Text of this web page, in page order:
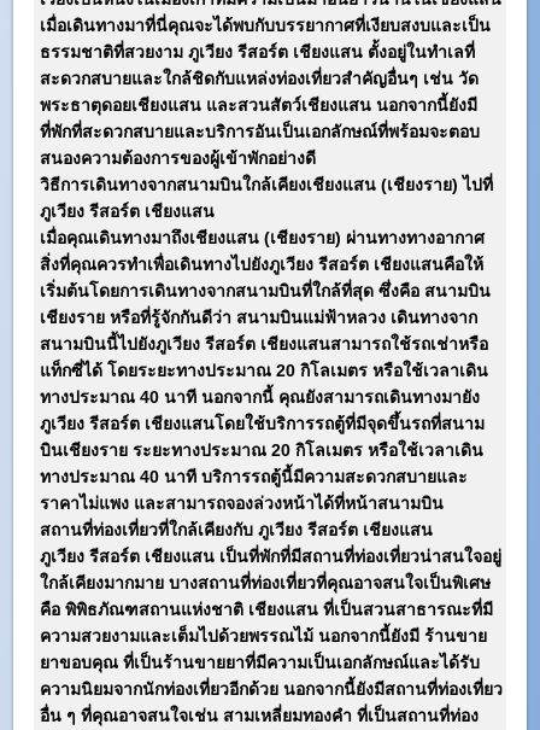
เมื่อเดินทางมาที่นี่คุณจะได้พบกับบรรยากาศที่เงียบสงบและเป็น
ธรรมชาติที่สวยงามภูเวียง รีสอร์ต เชียงแสน ตั้งอยู่ในทำเลที่
สะดวกสบายและใกล้ชิดกับแหล่งท่องเที่ยวสำคัญอื่นๆ เช่น วัด
พระธาตุดอยเชียงแสน และสวนสัตว์เชียงแสน นอกจากนี้ยังมี
ที่พักที่สะดวกสบายและบริการอันเป็นเอกลักษณ์ที่พร้อมจะตอบ
สนองความต้องการของผู้เข้าพักอย่างดี
วิธีการเดินทางจากสนามบินใกล้เคียงเชียงแสน (เชียงราย) ไปที่
ภูเวียง รีสอร์ต เชียงแสน
เมื่อคุณเดินทางมาถึงเชียงแสน (เชียงราย) ผ่านทางทางอากาศ
สิ่งที่คุณควรทำเพื่อเดินทางไปยังภูเวียง รีสอร์ต เชียงแสนคือให้
เริ่มต้นโดยการเดินทางจากสนามบินที่ใกล้ที่สุด ซึ่งคือ สนามบิน
เชียงราย หรือที่รู้จักกันดีว่า สนามบินแม่ฟ้าหลวง เดินทางจาก
สนามบินนี้ไปยังภูเวียง รีสอร์ต เชียงแสนสามารถใช้รถเช่าหรือ
แท็กซี่ได้ โดยระยะทางประมาณ 20 กิโลเมตร หรือใช้เวลาเดิน
ทางประมาณ 40 นาที นอกจากนี้ คุณยังสามารถเดินทางมายัง
ภูเวียง รีสอร์ต เชียงแสนโดยใช้บริการรถตู้ที่มีจุดขึ้นรถที่สนาม
บินเชียงราย ระยะทางประมาณ 20 กิโลเมตร หรือใช้เวลาเดิน
ทางประมาณ 40 นาที บริการรถตู้นี้มีความสะดวกสบายและ
ราคาไม่แพง และสามารถจองล่วงหน้าได้ที่หน้าสนามบิน
สถานที่ท่องเที่ยวที่ใกล้เคียงกับภูเวียง รีสอร์ต เชียงแสน
ภูเวียง รีสอร์ต เชียงแสน เป็นที่พักที่มีสถานที่ท่องเที่ยวน่าสนใจอยู่
ใกล้เคียงมากมาย บางสถานที่ท่องเที่ยวที่คุณอาจสนใจเป็นพิเศษ
คือ พิพิธภัณฑสถานแห่งชาติ เชียงแสน ที่เป็นสวนสาธารณะที่มี
ความสวยงามและเต็มไปด้วยพรรณไม้ นอกจากนี้ยังมี ร้านขาย
ยาขอบคุณ ที่เป็นร้านขายยาที่มีความเป็นเอกลักษณ์และได้รับ
ความนิยมจากนักท่องเที่ยวอีกด้วย นอกจากนี้ยังมีสถานที่ท่องเที่ยว
อื่น ๆ ที่คุณอาจสนใจเช่น สามเหลี่ยมทองคำ ที่เป็นสถานที่ท่อง